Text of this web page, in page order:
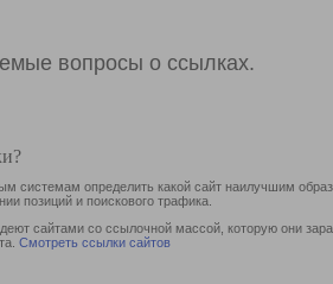
вопросы о ссылках.
системам определить какой сайт наилучшим
позиций и поискового трафика.
сайтами со ссылочной массой, которую они
Смотреть ссылки сайтов